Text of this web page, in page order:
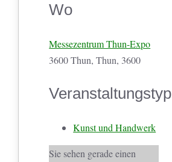
Wo
Messezentrum Thun-Expo
3600 Thun, Thun, 3600
Veranstaltungstyp
Kunst und Handwerk
Sie sehen gerade einen